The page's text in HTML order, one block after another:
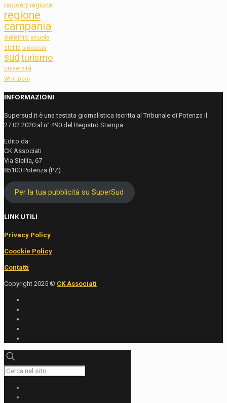
recovery regione
regione
campania
salerno scuola
sicilia sindacati
sudturismo
università
Whirlpool
INFORMAZIONI
Supersud.it è una testata giornalistica iscritta al Tribunale di Potenza il
27.02.2020 al n° 490 del Registro Stampa.
Edito da:
CK Associati
Via Sicilia, 67
85100 Potenza (PZ)
Per la tua pubblicità su SuperSud
LINK UTILI
Privacy Policy
Coockie Policy
Contatti
Copyright 2025 © CK Associati